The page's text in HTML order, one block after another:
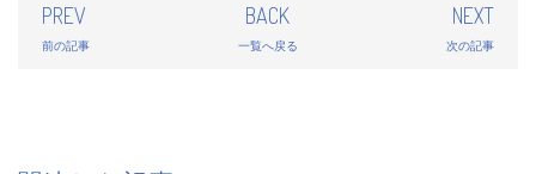
PREV
前の記事
BACK
一覧へ戻る
NEXT
次の記事